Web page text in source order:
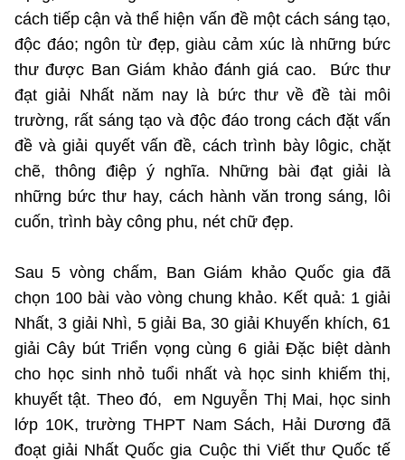
cách tiếp cận và thể hiện vấn đề một cách sáng tạo,
độc đáo; ngôn từ đẹp, giàu cảm xúc là những bức
thư được Ban Giám khảo đánh giá cao. Bức thư
đạt giải Nhất năm nay là bức thư về đề tài môi
trường, rất sáng tạo và độc đáo trong cách đặt vấn
đề và giải quyết vấn đề, cách trình bày lôgic, chặt
chẽ, thông điệp ý nghĩa. Những bài đạt giải là
những bức thư hay, cách hành văn trong sáng, lôi
cuốn, trình bày công phu, nét chữ đẹp.
Sau 5 vòng chấm, Ban Giám khảo Quốc gia đã
chọn 100 bài vào vòng chung khảo. Kết quả: 1 giải
Nhất, 3 giải Nhì, 5 giải Ba, 30 giải Khuyến khích, 61
giải Cây bút Triển vọng cùng 6 giải Đặc biệt dành
cho học sinh nhỏ tuổi nhất và học sinh khiếm thị,
khuyết tật. Theo đó, em Nguyễn Thị Mai, học sinh
lớp 10K, trường THPT Nam Sách, Hải Dương đã
đoạt giải Nhất Quốc gia Cuộc thi Viết thư Quốc tế